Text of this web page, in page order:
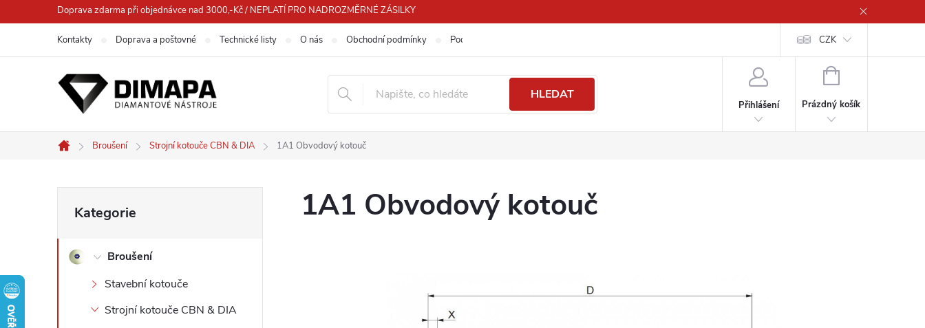
na
Doprava zdarma při objednávce nad 3000,-Kč / NEPLATÍ PRO NADROZMĚRNÉ ZÁSILKY
Kontakty Doprava a poštovné Technické listy O nás Obchodní podmínky Podmínky ochrany osobních údajů CZK
HLEDAT
Přihlášení
NÁKUPNÍ
Prázdný košík
Domů
Broušení Strojní kotouče CBN & DIA 1A1 Obvodový kotouč
o
kategorie
Kategorie
Broušení
Stavební kotouče
Strojní kotouče CBN & DIA
1A1 Obvodový kotouč